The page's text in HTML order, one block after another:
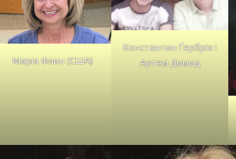
Марія Флин (США)
Константин Ґербріх і
Артем Димид